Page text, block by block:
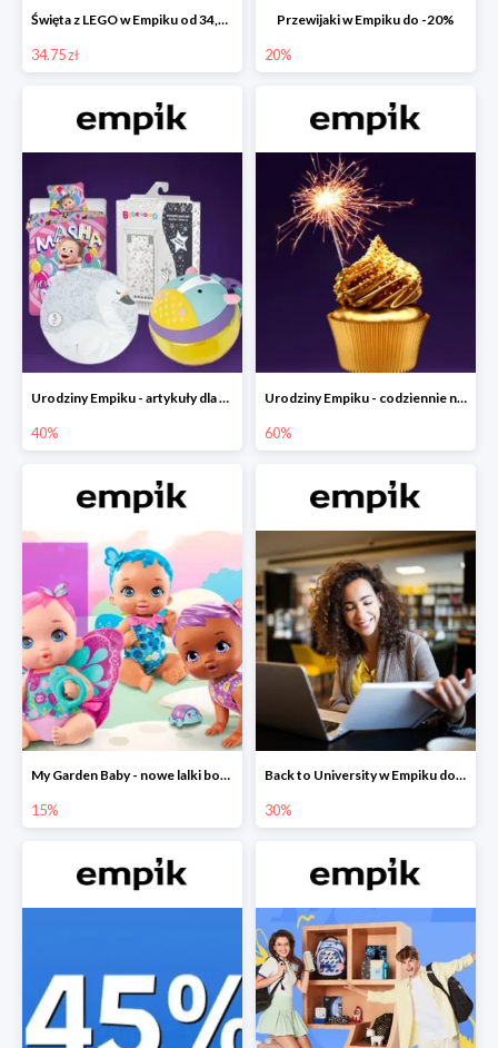
Święta z LEGO w Empiku od 34,75 zł
34.75 zł
Przewijaki w Empiku do -20%
20%
Urodziny Empiku - artykuły dla mamy i dziecka do -40%
40%
Urodziny Empiku - codziennie nowe okazje nawet do -60%
60%
My Garden Baby - nowe lalki bobaski w Empiku do -15%
15%
Back to University w Empiku do -30%
30%